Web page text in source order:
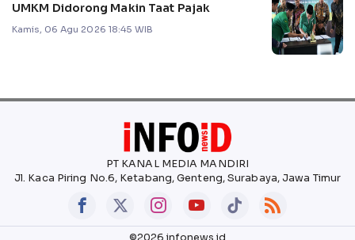
UMKM Didorong Makin Taat Pajak
Kamis, 06 Agu 2026 18:45 WIB
PT KANAL MEDIA MANDIRI
Jl. Kaca Piring No.6, Ketabang, Genteng, Surabaya, Jawa Timur